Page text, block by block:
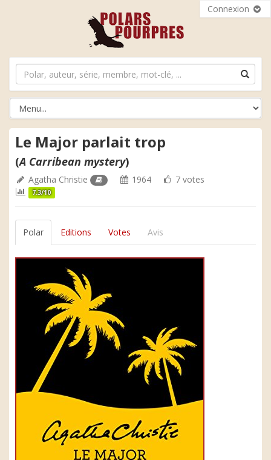
Connexion
Le Major parlait trop
(A Carribean mystery)
Agatha Christie 1964 7 votes
7.3/10
Polar Editions Votes Avis